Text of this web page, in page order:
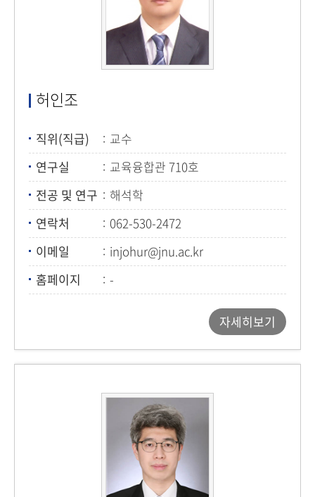
허인조
직위(직급)
교수
연구실
교육융합관 710호
전공 및 연구
해석학
연락처
062-530-2472
이메일
injohur@jnu.ac.kr
홈페이지
-
자세히보기